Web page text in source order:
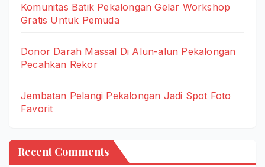
Komunitas Batik Pekalongan Gelar Workshop
Gratis Untuk Pemuda
Donor Darah Massal Di Alun-alun Pekalongan
Pecahkan Rekor
Jembatan Pelangi Pekalongan Jadi Spot Foto
Favorit
Recent Comments